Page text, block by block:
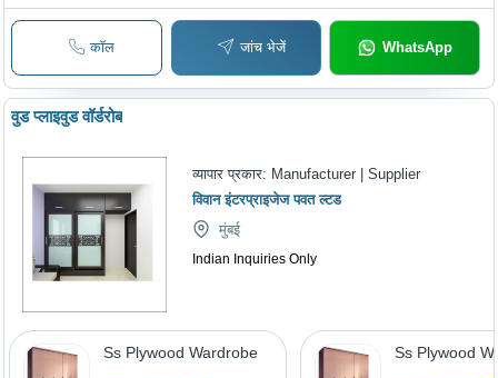
कॉल जांच भेजें WhatsApp
वुड प्लाइवुड वॉर्डरोब
व्यापार प्रकार: Manufacturer | Supplier
विवान इंटरप्राइजेज पवत ल्टड
मुंबई
Indian Inquiries Only
Ss Plywood Wardrobe Ss Plywood